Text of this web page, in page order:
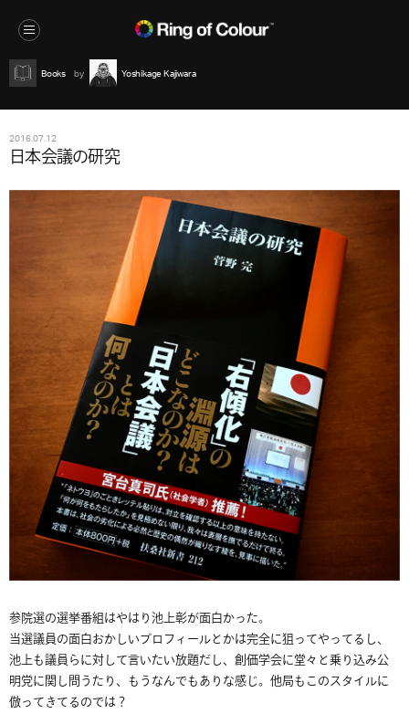
Books Yoshikage Kajiwara
2016.07.12
日本会議の研究
参院選の選挙番組はやはり池上彰が面白かった。
当選議員の面白おかしいプロフィールとかは完全に狙ってやってるし、
池上も議員らに対して言いたい放題だし、創価学会に堂々と乗り込み公
明党に関し問うたり、もうなんでもありな感じ。他局もこのスタイルに
倣ってきてるのでは？